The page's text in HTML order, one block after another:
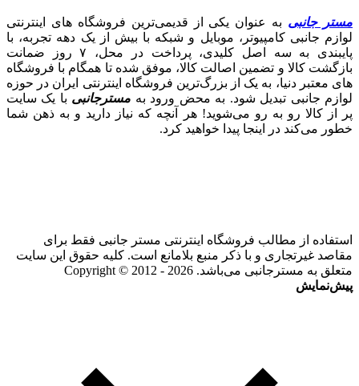
مستر جانبی به عنوان یکی از قدیمی‌ترین فروشگاه های اینترنتی
لوازم جانبی کامپیوتر، موبایل و شبکه با بیش از یک دهه تجربه، با
پایبندی به سه اصل کلیدی، پرداخت در محل، ۷ روز ضمانت
بازگشت کالا و تضمین اصالت کالا، موفق شده تا همگام با فروشگاه‌
های معتبر دنیا، به یک از بزرگ‌ترین فروشگاه اینترنتی ایران در حوزه
لوازم جانبی تبدیل شود. به محض ورود به مسترجانبی با یک سایت
پر از کالا رو به رو می‌شوید! هر آنچه که نیاز دارید و به ذهن شما
خطور می‌کند در اینجا پیدا خواهید کرد.
استفاده از مطالب فروشگاه اینترنتی مستر جانبی فقط برای
مقاصد غیرتجاری و با ذکر منبع بلامانع است. کلیه حقوق این سایت
متعلق به مسترجانبی می‌باشد. Copyright © 2012 - 2026
پیش‌نمایش